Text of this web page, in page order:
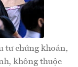
tư chứng khoán,
không thuộc